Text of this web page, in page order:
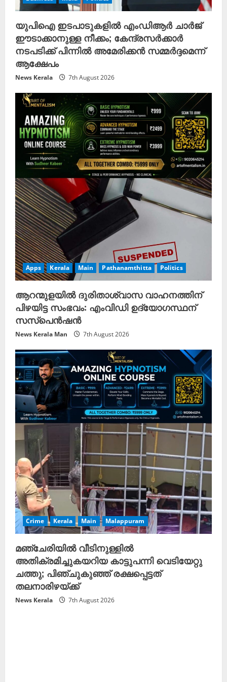
യുപിഐ ഇടപാടുകളിൽ എംഡിആർ ചാർജ്
ഈടാക്കാനുള്ള നീക്കം; കേന്ദ്രസർക്കാർ
നടപടിക്ക് പിന്നിൽ അമേരിക്കൻ സമ്മർദ്ദമെന്ന്
ആക്ഷേപം
News Kerala 7th August 2026
Apps Kerala Main Pathanamthitta Politics
ആറന്മുളയിൽ ദുരിതാശ്വാസ വാഹനത്തിന്
പിഴയിട്ട സംഭവം: എംവിഡി ഉദ്യോഗസ്ഥന്
സസ്പെൻഷൻ
News Kerala Man 7th August 2026
Crime Kerala Main Malappuram
മഞ്ചേരിയിൽ വീടിനുള്ളിൽ
അതിക്രമിച്ചുകയറിയ കാട്ടുപന്നി വെടിയേറ്റു
ചത്തു; പിഞ്ചുകുഞ്ഞ് രക്ഷപ്പെട്ടത്
തലനാരിഴയ്ക്ക്
News Kerala 7th August 2026